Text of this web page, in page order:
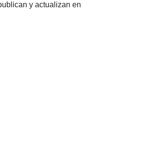
y actualizan en